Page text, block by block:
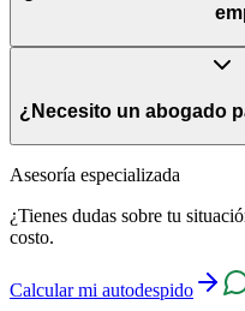
pueda ser dura o incómoda,
acompañada de ese ánimo. El
Sí. Las injurias son
paralelo a la demanda
son independientes, y el
necesariamente el de la otra.
¿Necesito un abogado
Sí. Es indispensable contar
demanda judicial. Como la
cualquier error en la
Asesoría especializada
¿Tienes dudas sobre tu
costo.
Calcular mi autodespido